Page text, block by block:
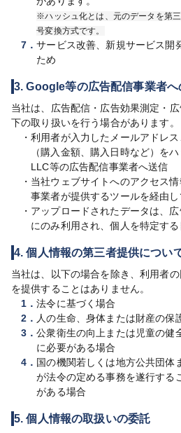
※ハッシュ化とは、元のデータを第
号変換方式です。
7．サービス改善、新規サービス開
ため
3. Google等の広告配信事業者
当社は、広告配信・広告効果測定・
下の取り扱いを行う場合があります。
・利用者が入力したメールアドレ
（購入金額、購入日時など）を
LLC等の広告配信事業者へ送信
・ 当社ウェブサイトへのアクセス
事業者が提供するツールを経由
・ アップロードされたデータは、
にのみ利用され、個人を特定す
4. 個人情報の第三者提供につい
当社は、以下の場合を除き、利用者
を提供することはありません。
1．法令に基づく場合
2． 人の生命、身体または財産の保
3．公衆衛生の向上または児童の健
に必要がある場合
4． 国の機関若しくは地方公共団体
が法令の定める事務を遂行する
がある場合
5. 個人情報の取扱いの委託